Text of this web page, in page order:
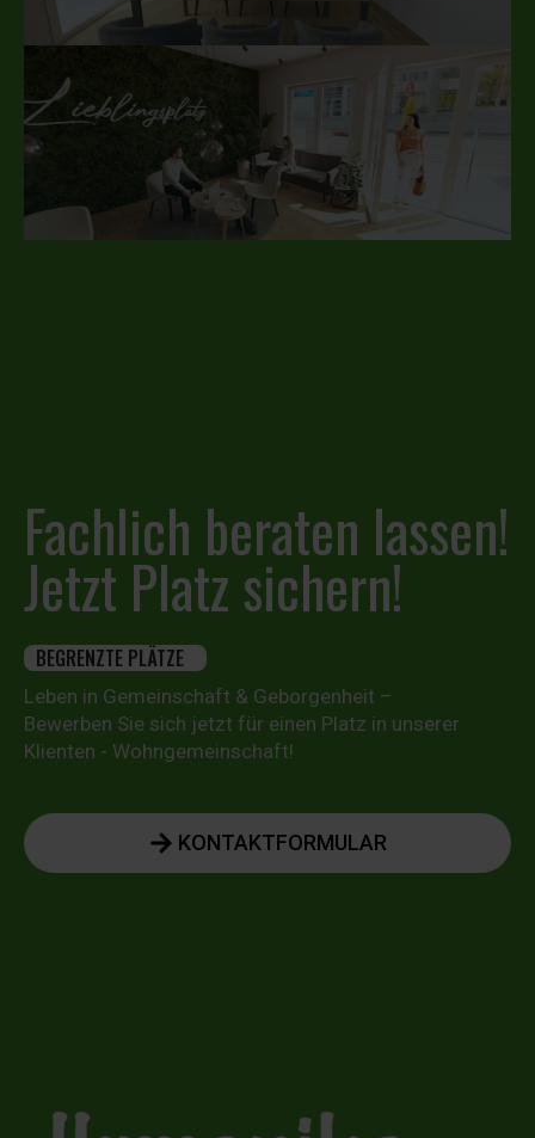
Fachlich beraten lassen!
Jetzt Platz sichern!
BEGRENZTE PLÄTZE
Leben in Gemeinschaft & Geborgenheit –
Bewerben Sie sich jetzt für einen Platz in unserer
Klienten - Wohngemeinschaft!
KONTAKTFORMULAR